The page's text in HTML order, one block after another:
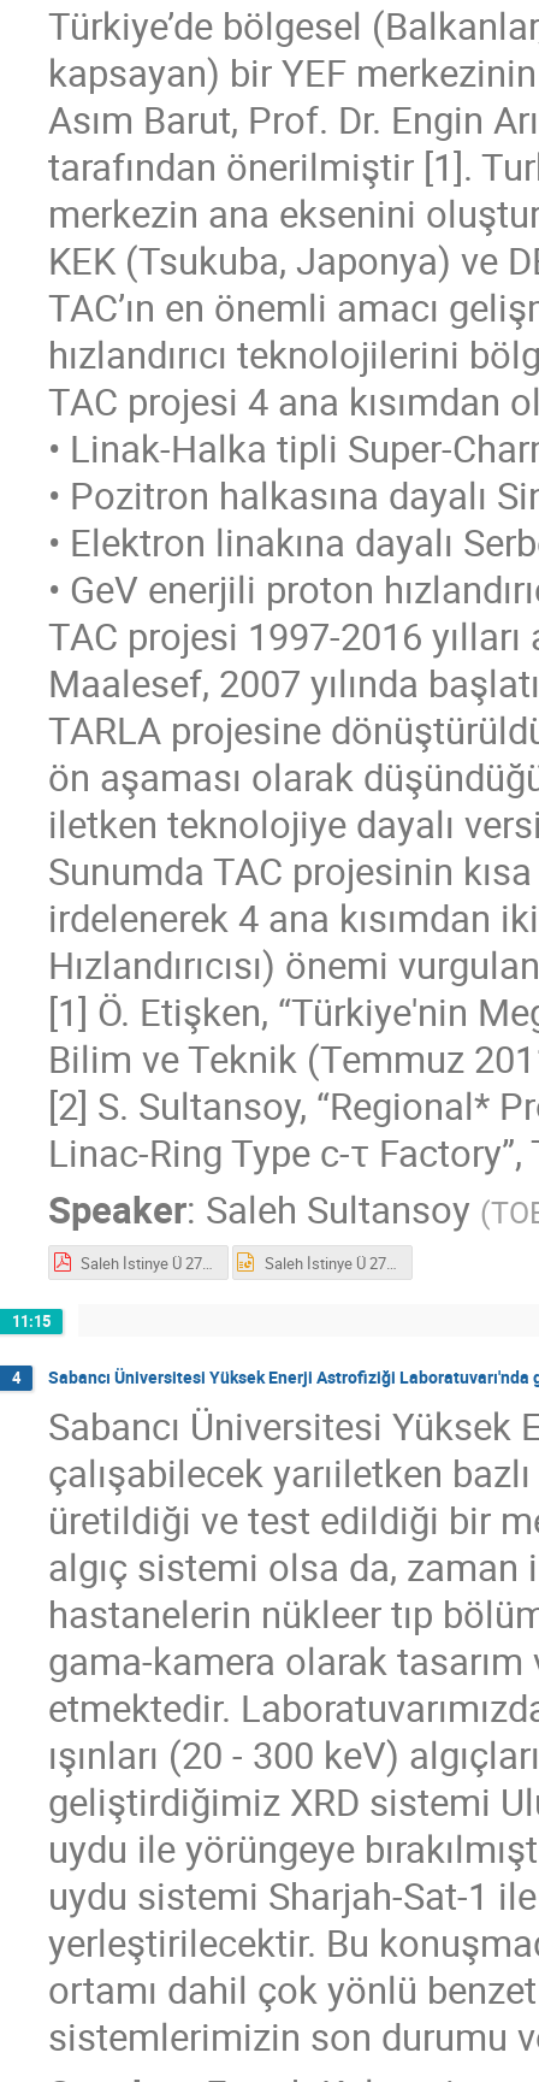
Türkiye’de bölgesel
kapsayan) bir YEF
Asım Barut, Prof. Dr. Engin
tarafından önerilmiştir [1].
merkezin ana eksenini
KEK (Tsukuba, Japonya) ve
TAC’ın en önemli amacı
hızlandırıcı teknolojilerini
TAC projesi 4 ana kısımdan
• Linak-Halka tipli Super-
• Pozitron halkasına dayalı
• Elektron linakına dayalı
• GeV enerjili proton
TAC projesi 1997-2016
Maalesef, 2007 yılında
TARLA projesine
ön aşaması olarak
iletken teknolojiye dayalı
Sunumda TAC projesinin
irdelenerek 4 ana kısımdan
Hızlandırıcısı) önemi
[1] Ö. Etişken, “Türkiye'nin
Bilim ve Teknik (Temmuz
[2] S. Sultansoy, “Regional*
Linac-Ring Type c-τ
Speaker: Saleh Sultansoy (
Saleh İstinye Ü 27 Kasım 2021.pdf Saleh İstinye Ü 27 Kasım 2021.pptx
11:15
4 Sabancı Üniversitesi Yüksek Enerji Astrofiziği
Sabancı Üniversitesi Yüksek
çalışabilecek yarıiletken
üretildiği ve test edildiği bir
algıç sistemi olsa da, zaman
hastanelerin nükleer tıp
gama-kamera olarak
etmektedir.
ışınları (20 - 300 keV)
geliştirdiğimiz XRD sistemi
uydu ile yörüngeye
uydu sistemi Sharjah-Sat-1
yerleştirilecektir. Bu
ortamı dahil çok yönlü
sistemlerimizin son durumu